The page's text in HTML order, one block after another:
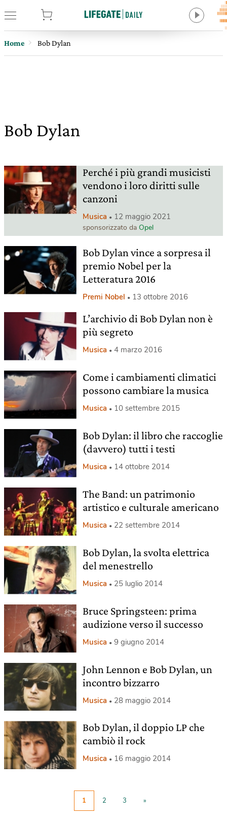
Home Bob Dylan
Bob Dylan
Perché i più grandi musicisti
vendono i loro diritti sulle
canzoni
Musica 12 maggio 2021
sponsorizzato da Opel
Bob Dylan vince a sorpresa il
premio Nobel per la
Letteratura 2016
Premi Nobel 13 ottobre 2016
L’archivio di Bob Dylan non è
più segreto
Musica 4 marzo 2016
Come i cambiamenti climatici
possono cambiare la musica
Musica 10 settembre 2015
Bob Dylan: il libro che raccoglie
(davvero) tutti i testi
Musica 14 ottobre 2014
The Band: un patrimonio
artistico e culturale americano
Musica 22 settembre 2014
Bob Dylan, la svolta elettrica
del menestrello
Musica 25 luglio 2014
Bruce Springsteen: prima
audizione verso il successo
Musica 9 giugno 2014
John Lennon e Bob Dylan, un
incontro bizzarro
Musica 28 maggio 2014
Bob Dylan, il doppio LP che
cambiò il rock
Musica 16 maggio 2014
1 2 3 »